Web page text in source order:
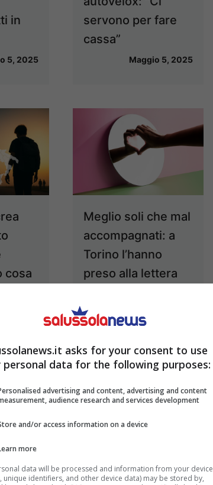
in
5, 2025
servono per fare
cassa”
Maggio 5, 2025
cosa
Meglio soli che mal
accompagnati: a
Torino l’hanno
preso alla lettera
si
TV lenta,
asks for your consent to use
personal data for the following purposes:
advertising and content, advertising and content
audience research and services development
and/or access information on a device
more
data will be processed and information from your device
unique identifiers, and other device data) may be stored by,